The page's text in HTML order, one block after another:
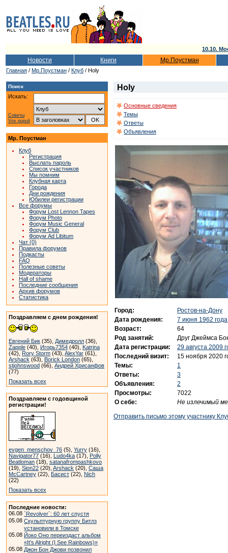
10.10.
Новости Книги Мр.Поустман
Главная / Мр.Поустман / Клуб / Holy
Поиск
Искать:
Советы
Vox populi
Мр. Поустман
Клуб
Регистрация
Выслать пароль
Список участников
Мы помним
Клубная карта
Города
Дни рождения
Юбилеи регистрации
Все форумы
Форум Lost Lennon Tapes
Форум Photo
Форум Music General
Форум Club
Форум Ad Libitum
Чат (0)
Правила форумов
Подкасты
FAQ
Полезные советы
Модераторы
Hall of shame
Последние сообщения
Архив форумов
Статистика
Поздравляем с днем рождения!
Евгений Бик (35), Димедролл (36),
Zapple (40), Игорь7354 (40), Katrina
(42), Rory Storm (43), AlexYar (61),
Arshack (63), Borick London (65),
stjohnswood (66), Андрей Хрисанфов
(77)
Показать всех
Поздравляем с годовщиной
регистрации!
evgen_menschov_76 (5), Yurry (16),
Navigator77 (16), Ludo4ka (17), Polly
Beatloman (18), satanafrompashkovo
(19), Sion22 (20), Arshack (20), Саша
McCartney (22), Басист (22), Nich
(22)
Показать всех
Последние новости:
06.08 `Revolver`: 60 лет спустя
05.08 Скульптурную группу Битлз
установили в Томске
05.08 Йоко Оно переиздаст альбом
«It’s Alright (I See Rainbows)»
05.08 Джон Бон Джови позвонил
Holy
Основные сведения
Темы
Ответы
Объявления
Город:
Ростов-на-Дону
Дата рождения:
7 июня 1962 года
Возраст:
64
Род занятий:
Друг Джеймса
Дата регистрации:
29 августа 2009
Последний визит:
15 ноября 2020
Темы:
1
Ответы:
3
Объявления:
2
Просмотры:
7022
О себе:
Не излечимый
Отправить письмо этому участнику